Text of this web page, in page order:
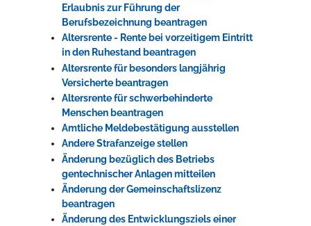
Erlaubnis zur Führung der
Berufsbezeichnung beantragen
Altersrente - Rente bei vorzeitigem Eintritt
in den Ruhestand beantragen
Altersrente für besonders langjährig
Versicherte beantragen
Altersrente für schwerbehinderte
Menschen beantragen
Amtliche Meldebestätigung ausstellen
Andere Strafanzeige stellen
Änderung bezüglich des Betriebs
gentechnischer Anlagen mitteilen
Änderung der Gemeinschaftslizenz
beantragen
Änderung des Entwicklungsziels einer